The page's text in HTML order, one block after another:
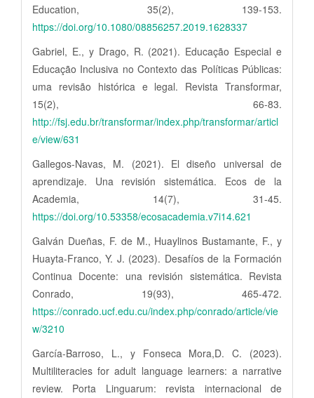
Education, 35(2), 139-153.
https://doi.org/10.1080/08856257.2019.1628337
Gabriel, E., y Drago, R. (2021). Educação Especial e
Educação Inclusiva no Contexto das Políticas Públicas:
uma revisão histórica e legal. Revista Transformar,
15(2), 66-83.
http://fsj.edu.br/transformar/index.php/transformar/articl
e/view/631
Gallegos-Navas, M. (2021). El diseño universal de
aprendizaje. Una revisión sistemática. Ecos de la
Academia, 14(7), 31-45.
https://doi.org/10.53358/ecosacademia.v7i14.621
Galván Dueñas, F. de M., Huaylinos Bustamante, F., y
Huayta-Franco, Y. J. (2023). Desafíos de la Formación
Continua Docente: una revisión sistemática. Revista
Conrado, 19(93), 465-472.
https://conrado.ucf.edu.cu/index.php/conrado/article/vie
w/3210
García-Barroso, L., y Fonseca Mora,D. C. (2023).
Multiliteracies for adult language learners: a narrative
review. Porta Linguarum: revista internacional de